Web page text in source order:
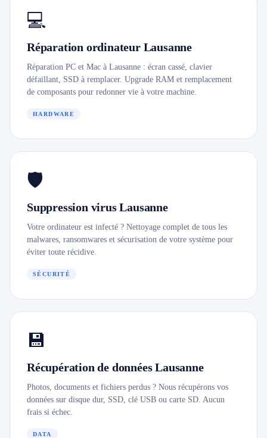
💻
Réparation ordinateur Lausanne
Réparation PC et Mac à Lausanne : écran cassé, clavier
défaillant, SSD à remplacer. Upgrade RAM et remplacement
de composants pour redonner vie à votre machine.
HARDWARE
🛡️
Suppression virus Lausanne
Votre ordinateur est infecté ? Nettoyage complet de tous les
malwares, ransomwares et sécurisation de votre système pour
éviter toute récidive.
SÉCURITÉ
💾
Récupération de données Lausanne
Photos, documents et fichiers perdus ? Nous récupérons vos
données sur disque dur, SSD, clé USB ou carte SD. Aucun
frais si échec.
DATA